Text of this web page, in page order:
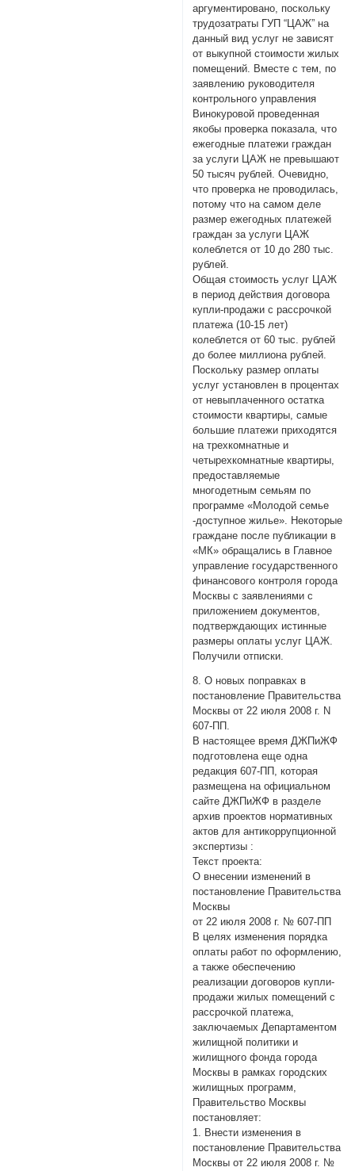
аргументировано, поскольку
трудозатраты ГУП “ЦАЖ” на
данный вид услуг не зависят
от выкупной стоимости жилых
помещений. Вместе с тем, по
заявлению руководителя
контрольного управления
Винокуровой проведенная
якобы проверка показала, что
ежегодные платежи граждан
за услуги ЦАЖ не превышают
50 тысяч рублей. Очевидно,
что проверка не проводилась,
потому что на самом деле
размер ежегодных платежей
граждан за услуги ЦАЖ
колеблется от 10 до 280 тыс.
рублей.
Общая стоимость услуг ЦАЖ
в период действия договора
купли-продажи с рассрочкой
платежа (10-15 лет)
колеблется от 60 тыс. рублей
до более миллиона рублей.
Поскольку размер оплаты
услуг установлен в процентах
от невыплаченного остатка
стоимости квартиры, самые
большие платежи приходятся
на трехкомнатные и
четырехкомнатные квартиры,
предоставляемые
многодетным семьям по
программе «Молодой семье
-доступное жилье». Некоторые
граждане после публикации в
«МК» обращались в Главное
управление государственного
финансового контроля города
Москвы с заявлениями с
приложением документов,
подтверждающих истинные
размеры оплаты услуг ЦАЖ.
Получили отписки.
8. О новых поправках в
постановление Правительства
Москвы от 22 июля 2008 г. N
607-ПП.
В настоящее время ДЖПиЖФ
подготовлена еще одна
редакция 607-ПП, которая
размещена на официальном
сайте ДЖПиЖФ в разделе
архив проектов нормативных
актов для антикоррупционной
экспертизы :
Текст проекта:
О внесении изменений в
постановление Правительства
Москвы
от 22 июля 2008 г. № 607-ПП
В целях изменения порядка
оплаты работ по оформлению,
а также обеспечению
реализации договоров купли-
продажи жилых помещений с
рассрочкой платежа,
заключаемых Департаментом
жилищной политики и
жилищного фонда города
Москвы в рамках городских
жилищных программ,
Правительство Москвы
постановляет:
1. Внести изменения в
постановление Правительства
Москвы от 22 июля 2008 г. №